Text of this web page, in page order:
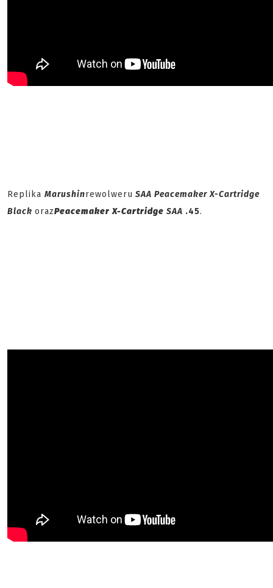
Replika Marushinrewolweru SAA Peacemaker X-Cartridge
Black orazPeacemaker X-Cartridge SAA .45.